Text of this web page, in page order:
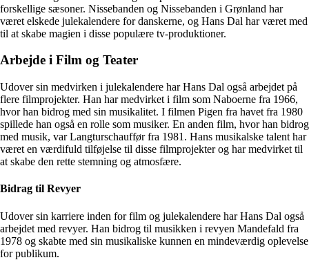
forskellige sæsoner. Nissebanden og Nissebanden i Grønland har
været elskede julekalendere for danskerne, og Hans Dal har været med
til at skabe magien i disse populære tv-produktioner.
Arbejde i Film og Teater
Udover sin medvirken i julekalendere har Hans Dal også arbejdet på
flere filmprojekter. Han har medvirket i film som Naboerne fra 1966,
hvor han bidrog med sin musikalitet. I filmen Pigen fra havet fra 1980
spillede han også en rolle som musiker. En anden film, hvor han bidrog
med musik, var Langturschauffør fra 1981. Hans musikalske talent har
været en værdifuld tilføjelse til disse filmprojekter og har medvirket til
at skabe den rette stemning og atmosfære.
Bidrag til Revyer
Udover sin karriere inden for film og julekalendere har Hans Dal også
arbejdet med revyer. Han bidrog til musikken i revyen Mandefald fra
1978 og skabte med sin musikaliske kunnen en mindeværdig oplevelse
for publikum.